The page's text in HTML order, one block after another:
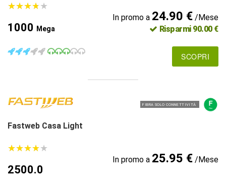
★★★★★
★★★★★
1000 Mega
In promo a 24.90 €/Mese
Risparmi 90.00 €
SCOPRI
FIBRA SOLO CONNETTIVITÀ
Fastweb Casa Light
★★★★★
★★★★★
2500.0
In promo a 25.95 €/Mese